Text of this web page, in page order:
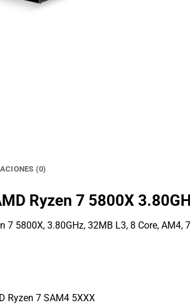
(0)
Ryzen 7 5800X
7 5800X, 3.80GHz, 32MB L3, 8 Core, AM4,
Ryzen 7 SAM4 5XXX